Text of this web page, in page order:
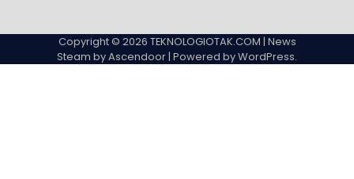
Copyright © 2026 TEKNOLOGIOTAK.COM | News
Steam byAscendoor | Powered byWordPress.